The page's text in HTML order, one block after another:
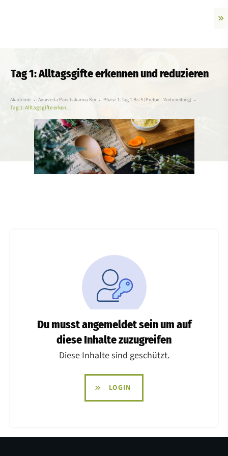
Tag 1: Alltagsgifte erkennen und reduzieren
Akademie Ayurveda Panchakarma Kur Phase 1: Tag 1 Bis 5 (Pretox = Vorbereitung)
Tag 1: Alltagsgifte erkennen und reduzieren
Du musst angemeldet sein um auf
diese Inhalte zuzugreifen
Diese Inhalte sind geschützt.
LOGIN